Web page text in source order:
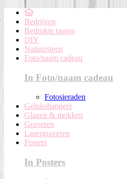
Bedrijven
Bedrukte tassen
DIY
Natuursteen
Foto/naam cadeau
In Foto/naam cadeau
Fotosieraden
Gelukshangers
Glazen & mokken
Graveren
Lasergraveren
Posters
In Posters